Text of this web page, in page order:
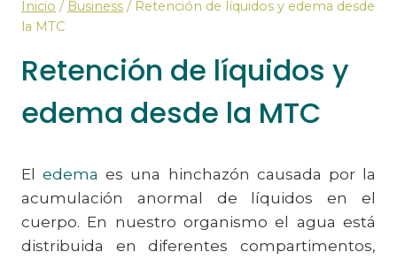
Inicio / Business / Retención de líquidos y edema desde
la MTC
Retención de líquidos y
edema desde la MTC
Eledema es una hinchazón causada por la
acumulación anormal de líquidos en el
cuerpo. En nuestro organismo el agua está
distribuida en diferentes compartimentos,